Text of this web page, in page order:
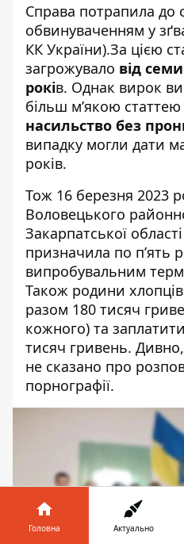
Справа потрапила до
обвинуваченням у
КК України).За цією
загрожувало від
років. Однак вирок
більш м’якою статтею
насильство без
випадку могли дати
років.
Тож 16 березня 2023
Воловецького
Закарпатської
призначила по п’ять
випробувальним
Також родини
разом 180 тисяч
кожного) та
тисяч гривень. Дивно,
не сказано про
порнографії.
Головна Актуально